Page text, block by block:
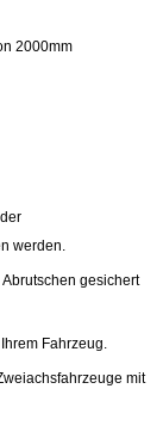
2000mm
werden.
gesichert
Fahrzeug.
mit